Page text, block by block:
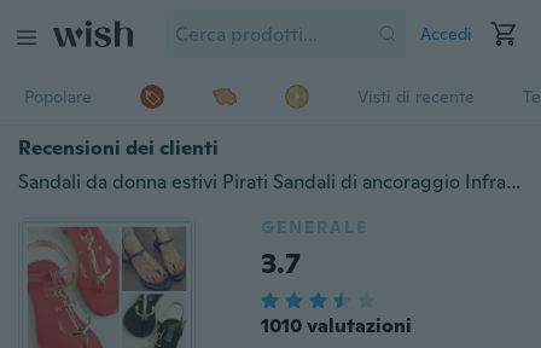
Accedi
Popolare Visti di recente
Recensioni dei clienti
Sandali da donna estivi Pirati Sandali di ancoraggio Infradito piatti Freccia Scarpe da spiaggia Sandalo
GENERALE
3.7
1010 valutazioni